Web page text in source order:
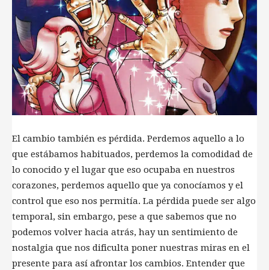
El cambio también es pérdida. Perdemos aquello a lo
que estábamos habituados, perdemos la comodidad de
lo conocido y el lugar que eso ocupaba en nuestros
corazones, perdemos aquello que ya conocíamos y el
control que eso nos permitía. La pérdida puede ser algo
temporal, sin embargo, pese a que sabemos que no
podemos volver hacia atrás, hay un sentimiento de
nostalgia que nos dificulta poner nuestras miras en el
presente para así afrontar los cambios. Entender que